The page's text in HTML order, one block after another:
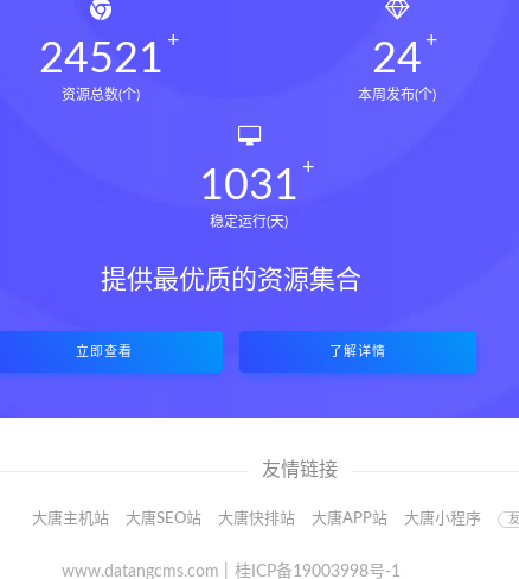
24521
资源总数(个)
24
本周发布(个)
1031
稳定运行(天)
提供最优质的资源集合
立即查看 了解详情
友情链接
大唐主机站 大唐SEO站 大唐快排站 大唐APP站 大唐小程序
www.datangcms.com | 桂ICP备19003998号-1